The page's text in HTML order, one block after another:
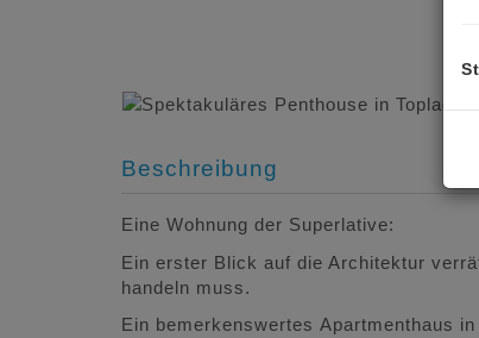
Beschreibung
Eine Wohnung der Superlative:
Ein erster Blick auf die Architektur
handeln muss.
Ein bemerkenswertes Apartmenthaus